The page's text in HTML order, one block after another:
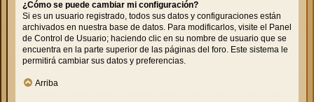
¿Cómo se puede cambiar mi configuración?
Si es un usuario registrado, todos sus datos y configuraciones están
archivados en nuestra base de datos. Para modificarlos, visite el Panel
de Control de Usuario; haciendo clic en su nombre de usuario que se
encuentra en la parte superior de las páginas del foro. Este sistema le
permitirá cambiar sus datos y preferencias.
Arriba